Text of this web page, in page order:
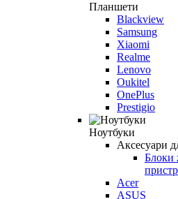
Планшети
Blackview
Samsung
Xiaomi
Realme
Lenovo
Oukitel
OnePlus
Prestigio
Ноутбуки
Аксесуари
Блоки
Acer
ASUS